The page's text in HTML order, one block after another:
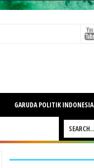
GARUDA POLITIK INDONESIA